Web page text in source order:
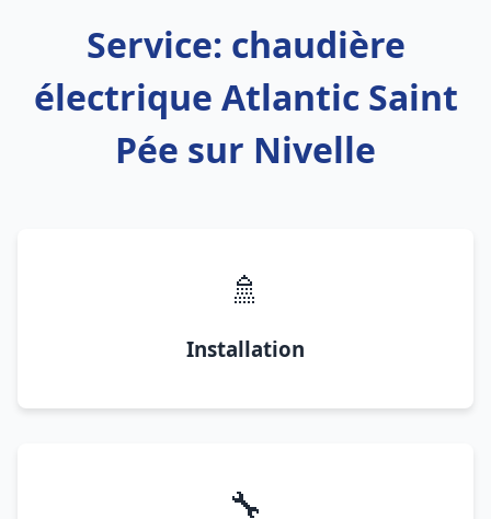
Service: chaudière
électrique Atlantic Saint
Pée sur Nivelle
🚿
Installation
🔧